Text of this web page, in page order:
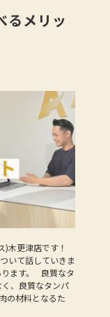
るメリッ
)木更津店です！
いて話していきま
ります。 良質なタ
、良質なタンパ
の材料となるた